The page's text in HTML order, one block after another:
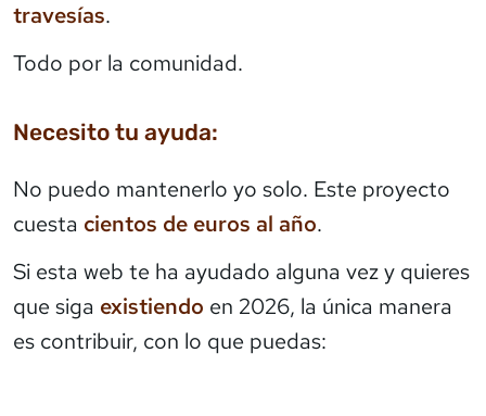
travesías.
Todo por la comunidad.
Necesito tu ayuda:
No puedo mantenerlo yo solo. Este proyecto
cuesta cientos de euros al año.
Si esta web te ha ayudado alguna vez y quieres
que siga existiendo en 2026, la única manera
es contribuir, con lo que puedas: